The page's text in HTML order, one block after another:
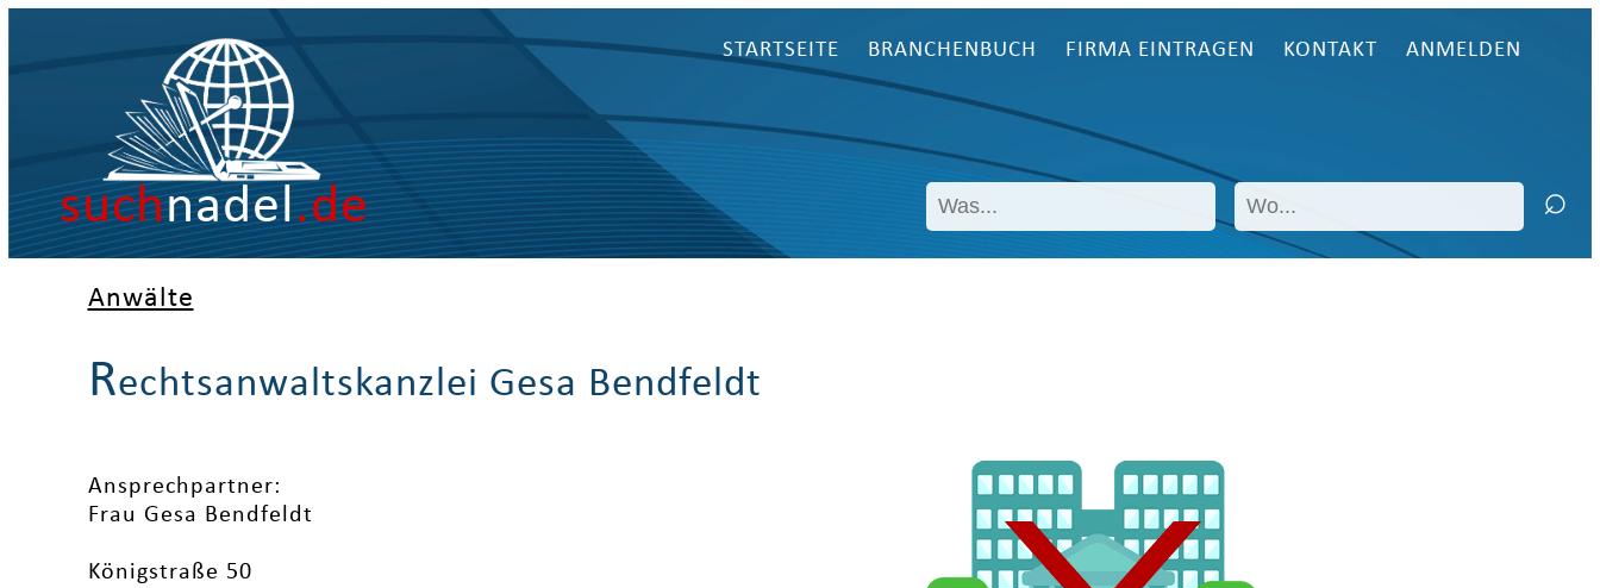
suchnadel.de
STARTSEITE BRANCHENBUCH FIRMA EINTRAGEN KONTAKT ANMELDEN
Anwälte
Rechtsanwaltskanzlei Gesa Bendfeldt
Ansprechpartner:
Frau Gesa Bendfeldt
Königstraße 50